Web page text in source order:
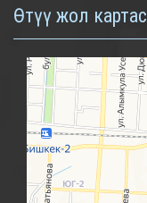
Өтүү жол